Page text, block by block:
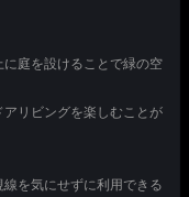
庭を設けることで緑の空
リビングを楽しむことが
を気にせずに利用できる